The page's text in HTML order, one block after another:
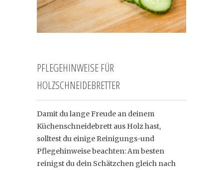
PFLEGEHINWEISE FÜR
HOLZSCHNEIDEBRETTER
Damit du lange Freude an deinem
Küchenschneidebrett aus Holz hast,
solltest du einige Reinigungs-und
Pflegehinweise beachten: Am besten
reinigst du dein Schätzchen gleich nach